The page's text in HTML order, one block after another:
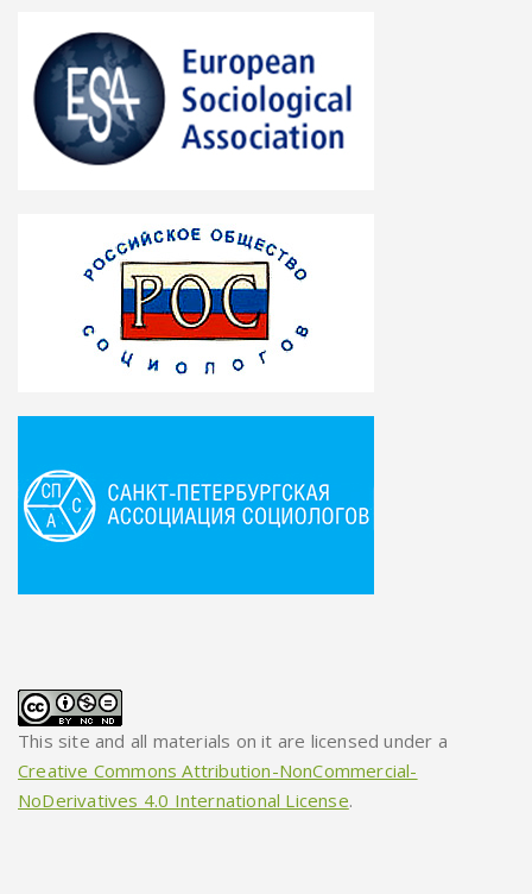
This site and all materials on it are licensed under a
Creative Commons Attribution-NonCommercial-
NoDerivatives 4.0 International License.